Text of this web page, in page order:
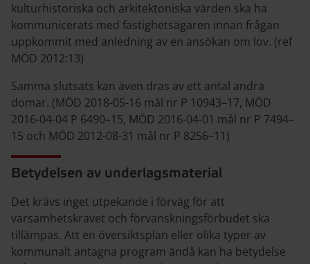
kulturhistoriska och arkitektoniska värden ska ha
kommunicerats med fastighetsägaren innan frågan
uppkommit med anledning av en ansökan om lov. (ref
MÖD 2012:13)
Samma slutsats kan även dras av ett antal andra
domar. (MÖD 2018-05-16 mål nr P 10943–17, MÖD
2016-04-04 P 6490–15, MÖD 2016-04-01 mål nr P 7494–
15 och MÖD 2012-08-31 mål nr P 8256–11)
Betydelsen av underlagsmaterial
Det krävs inget utpekande i förväg för att
varsamhetskravet och förvanskningsförbudet ska
tillämpas. Att en översiktsplan eller olika typer av
kommunalt antagna program ändå kan ha betydelse